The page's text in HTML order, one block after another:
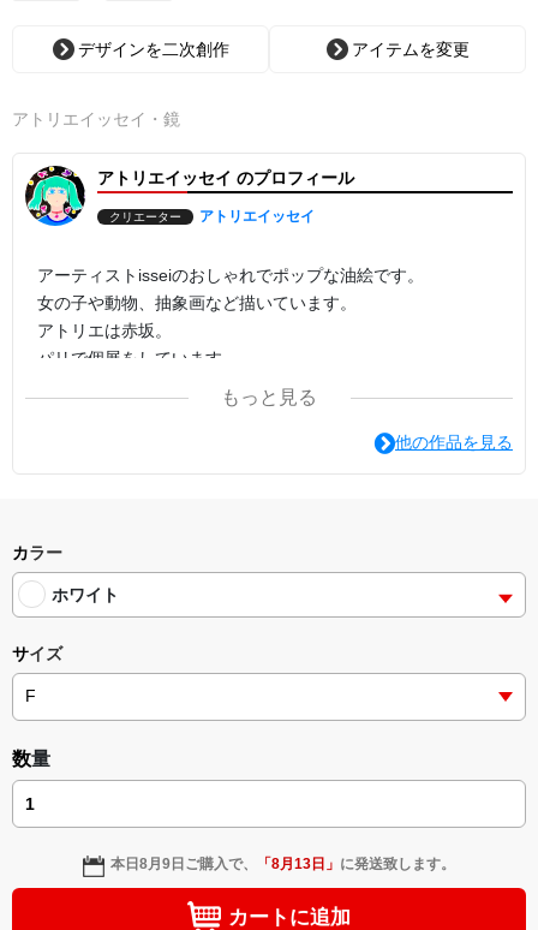
デザインを二次創作 アイテムを変更
アトリエイッセイ・鏡
アトリエイッセイ のプロフィール
クリエーター アトリエイッセイ
アーティストisseiのおしゃれでポップな油絵です。
女の子や動物、抽象画など描いています。
アトリエは赤坂。
パリで個展をしています。
もっと見る
他の作品を見る
カラー
ホワイト
サイズ
数量
本日8月9日 ご購入で、 「8月13日 」 に発送致します。
カートに追加